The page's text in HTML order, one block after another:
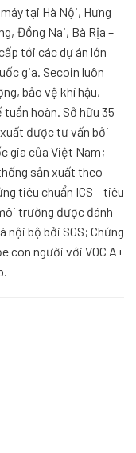
tại Hà Nội, Hưng
Đồng Nai, Bà Rịa –
tới các dự án lớn
gia. Secoin luôn
bảo vệ khí hậu,
hoàn. Sở hữu 35
được tư vấn bởi
gia của Việt Nam;
sản xuất theo
tiêu chuẩn ICS – tiêu
trường được đánh
bộ bởi SGS; Chứng
con người với VOC A+